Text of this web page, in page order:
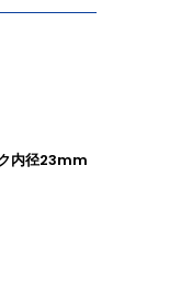
内径23mm